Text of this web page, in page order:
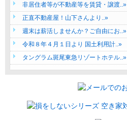
非居住者等が不動産等を賃貸・譲渡..»
正直不動産屋！山下さんより..»
週末は薪活しませんか？ご自由にお..»
令和８年４月１日より 国土利用計..»
タングラム斑尾東急リゾートホテル..»